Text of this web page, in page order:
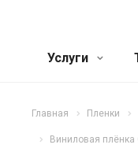
Услуги
Главная Пленки
Виниловая плёнка